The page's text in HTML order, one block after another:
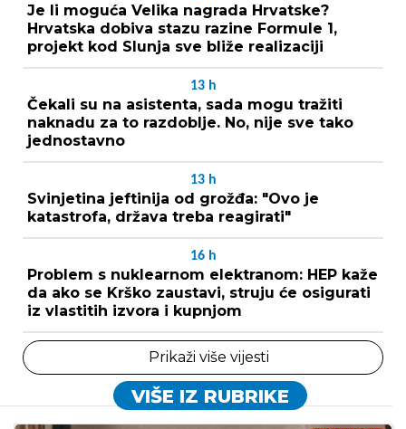
Je li moguća Velika nagrada Hrvatske?
Hrvatska dobiva stazu razine Formule 1,
projekt kod Slunja sve bliže realizaciji
13 h
Čekali su na asistenta, sada mogu tražiti
naknadu za to razdoblje. No, nije sve tako
jednostavno
13 h
Svinjetina jeftinija od grožđa: "Ovo je
katastrofa, država treba reagirati"
16 h
Problem s nuklearnom elektranom: HEP kaže
da ako se Krško zaustavi, struju će osigurati
iz vlastitih izvora i kupnjom
Prikaži više vijesti
VIŠE IZ RUBRIKE